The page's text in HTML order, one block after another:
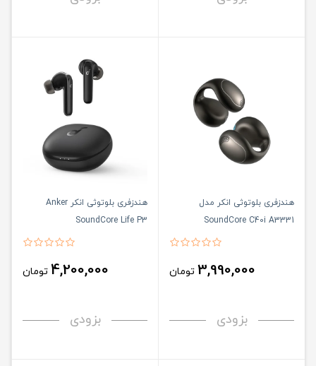
هندزفری بلوتوثی انکر مدل
SoundCore C40i A3331
3,990,000 تومان
بزودی
هندزفری بلوتوثی انکر Anker
SoundCore Life P3
4,200,000 تومان
بزودی